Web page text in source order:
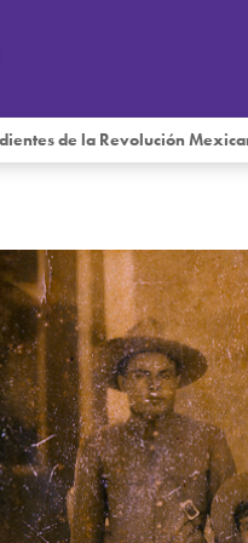
de la Revolución